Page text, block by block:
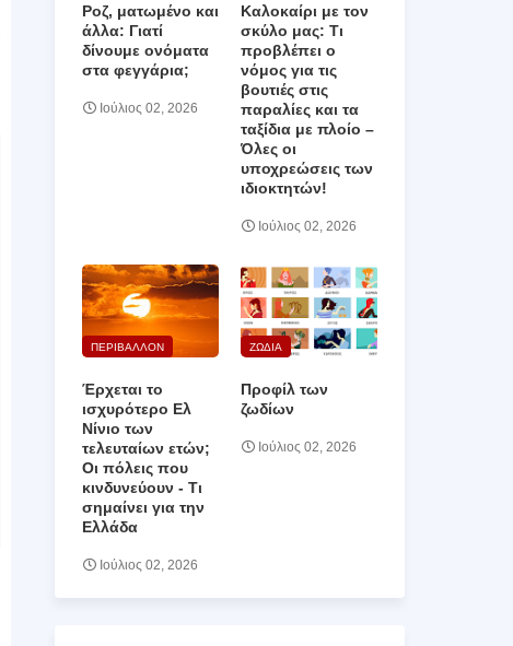
Ροζ, ματωμένο και
άλλα: Γιατί
δίνουμε ονόματα
στα φεγγάρια;
Ιούλιος 02, 2026
Καλοκαίρι με τον
σκύλο μας: Τι
προβλέπει ο
νόμος για τις
βουτιές στις
παραλίες και τα
ταξίδια με πλοίο –
Όλες οι
υποχρεώσεις των
ιδιοκτητών!
Ιούλιος 02, 2026
ΠΕΡΙΒΑΛΛΟΝ
Έρχεται το
ισχυρότερο Ελ
Νίνιο των
τελευταίων ετών;
Οι πόλεις που
κινδυνεύουν ‑ Τι
σημαίνει για την
Ελλάδα
Ιούλιος 02, 2026
ΖΩΔΙΑ
Προφίλ των
ζωδίων
Ιούλιος 02, 2026